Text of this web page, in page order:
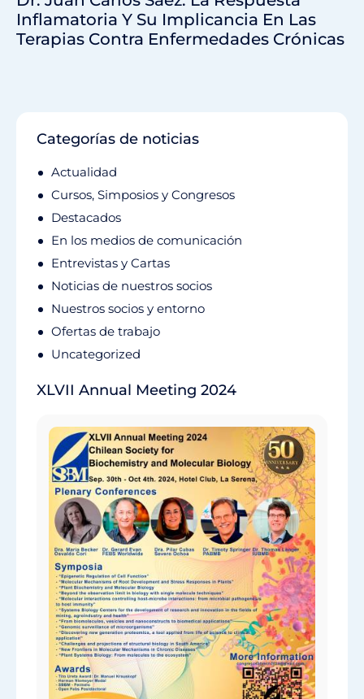
Inflamatoria Y Su Implicancia En Las
Terapias Contra Enfermedades Crónicas
Categorías de noticias
Actualidad
Cursos, Simposios y Congresos
Destacados
En los medios de comunicación
Entrevistas y Cartas
Noticias de nuestros socios
Nuestros socios y entorno
Ofertas de trabajo
Uncategorized
XLVII Annual Meeting 2024